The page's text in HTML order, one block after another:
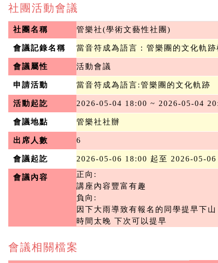
社團活動會議
社團名稱 管樂社(學術文藝性社團)
會議記錄名稱 當音符成為語言：管樂團的文化軌
會議屬性 活動會議
申請活動 當音符成為語言:管樂團的文化軌跡
活動起訖 2026-05-04 18:00 ~ 2026-05-04
會議地點 管樂社社辦
出席人數 6
會議起訖 2026-05-06 18:00 起至 2026-05-
會議內容
正向:
講座內容豐富有趣
負向:
因下大雨導致有報名的同學提早下
時間太晚 下次可以提早
會議相關檔案